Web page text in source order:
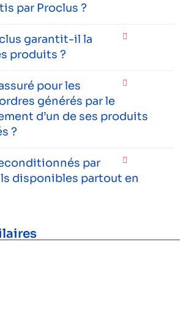
par Proclus ?
garantit-il la
produits ?
pour les
générés par le
d’un de ses produits
?
par
disponibles partout en